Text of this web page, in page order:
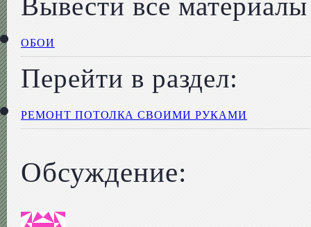
ОБОИ
Перейти в раздел:
РЕМОНТ ПОТОЛКА СВОИМИ РУКАМИ
Обсуждение: